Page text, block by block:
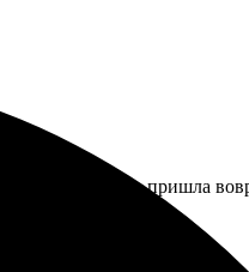
Доставка пришла